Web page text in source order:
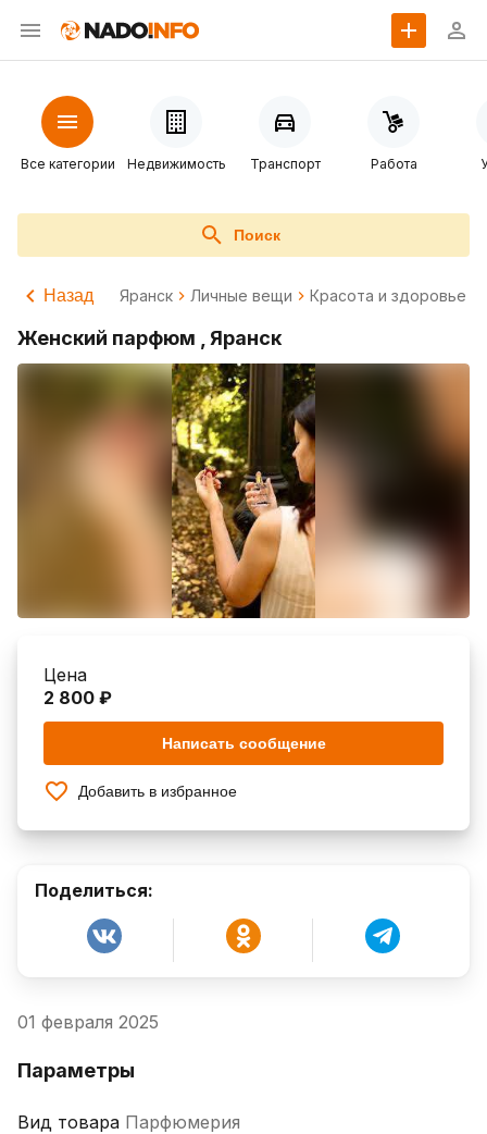
Все категории Недвижимость Транспорт Работа
Поиск
Назад Яранск Личные вещи Красота и здоровье
Женский парфюм , Яранск
Цена
2 800 ₽
Написать сообщение
Добавить в избранное
Поделиться:
01 февраля 2025
Параметры
Вид товара Парфюмерия